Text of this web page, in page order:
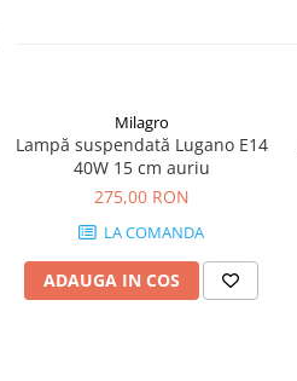
Milagro
Lampă suspendată Lugano E14
40W 15 cm auriu
275,00 RON
LA COMANDA
ADAUGA IN COS